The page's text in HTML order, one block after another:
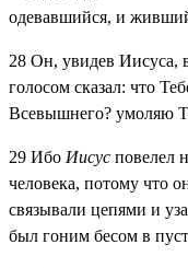
одевавшийся, и
28 Он, увидев Иисуса,
голосом сказал: что
Всевышнего? умоляю
29 Ибо Иисус повелел
человека, потому что
связывали цепями и
был гоним бесом в